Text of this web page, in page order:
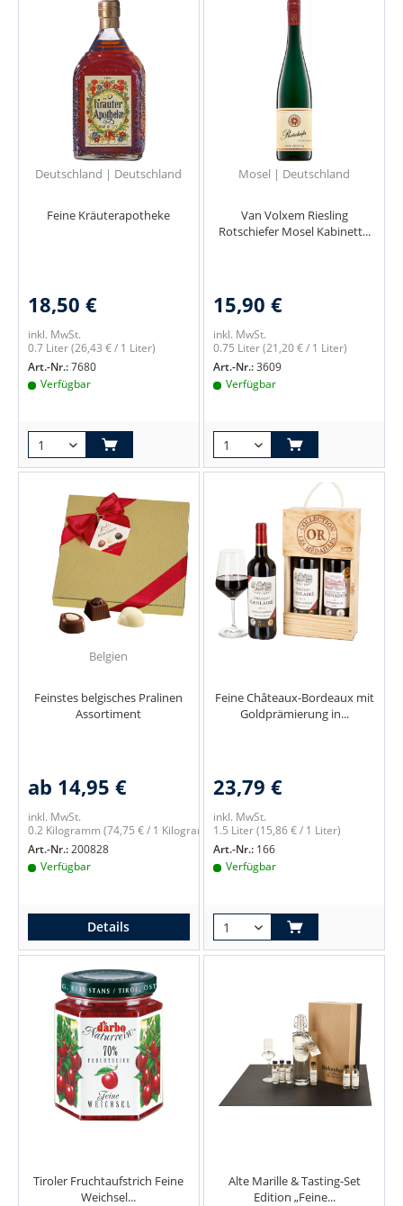
Deutschland | Deutschland
Feine Kräuterapotheke
18,50 €
inkl. MwSt.
0.7 Liter(26,43 € / 1 Liter)
Art.-Nr.:7680
Verfügbar
Mosel | Deutschland
Van Volxem Riesling
Rotschiefer Mosel Kabinett...
15,90 €
inkl. MwSt.
0.75 Liter(21,20 € / 1 Liter)
Art.-Nr.:3609
Verfügbar
Belgien
Feinstes belgisches Pralinen
Assortiment
ab 14,95 €
inkl. MwSt.
0.2 Kilogramm(74,75 € / 1 Kilogramm)
Art.-Nr.:200828
Verfügbar
Details
Feine Châteaux-Bordeaux mit
Goldprämierung in...
23,79 €
inkl. MwSt.
1.5 Liter(15,86 € / 1 Liter)
Art.-Nr.: 166
Verfügbar
Tiroler Fruchtaufstrich Feine
Weichsel...
Alte Marille & Tasting-Set
Edition „Feine...